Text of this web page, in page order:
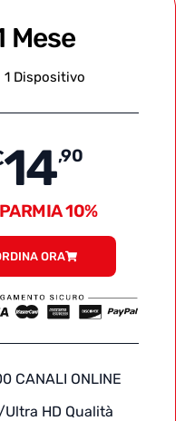
Mese
1 Dispositivo
14,90
10%
ORA
CANALI ONLINE
HD Qualità